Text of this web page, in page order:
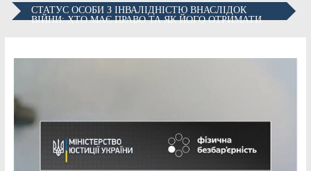
СТАТУС ОСОБИ З ІНВАЛІДНІСТЮ ВНАСЛІДОК
ВІЙНИ: ХТО МАЄ ПРАВО ТА ЯК ЙОГО ОТРИМАТИ